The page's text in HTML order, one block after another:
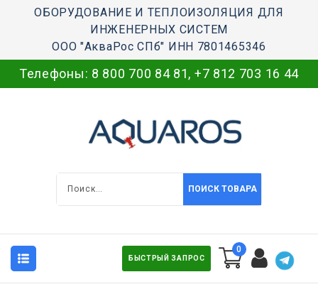
ОБОРУДОВАНИЕ И ТЕПЛОИЗОЛЯЦИЯ ДЛЯ
ИНЖЕНЕРНЫХ СИСТЕМ
ООО "АкваРос СПб" ИНН 7801465346
Телефоны: 8 800 700 84 81, +7 812 703 16 44
ПОИСК ТОВАРА
БЫСТРЫЙ ЗАПРОС
0